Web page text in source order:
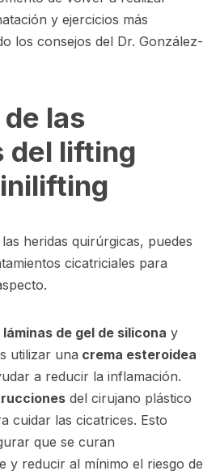
y ejercicios más
los consejos del Dr. González-
las
del lifting
heridas quirúrgicas, puedes
cicatriciales para
láminas de gel de silicona y
utilizar una crema esteroidea
a reducir la inflamación.
del cirujano plástico
cuidar las cicatrices. Esto
que se curan
y reducir al mínimo el riesgo de